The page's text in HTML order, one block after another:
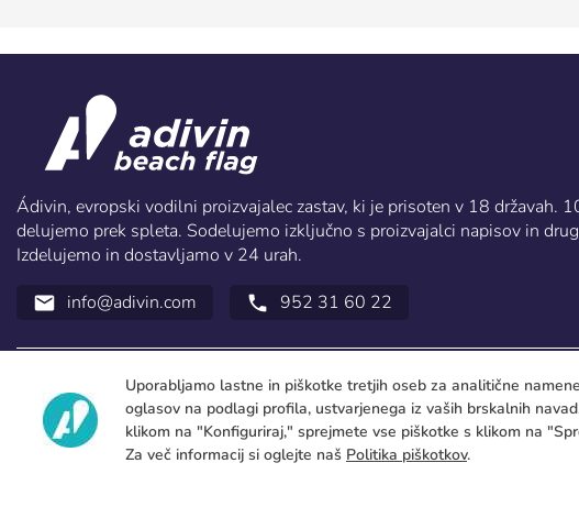
Ádivin, evropski vodilni proizvajalec zastav, ki je prisoten v 18 državah.
delujemo prek spleta. Sodelujemo izključno s proizvajalci napisov in
Izdelujemo in dostavljamo v 24 urah.
email info@adivin.com call 952 31 60 22
Uporabljamo lastne in piškotke tretjih oseb za analitične
oglasov na podlagi profila, ustvarjenega iz vaših brskalnih
klikom na "Konfiguriraj," sprejmete vse piškotke s klikom na
Za več informacij si oglejte naš Politika piškotkov.